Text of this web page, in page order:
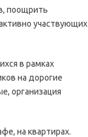
поощрить
участвующих
в рамках
на дорогие
организация
на квартирах.